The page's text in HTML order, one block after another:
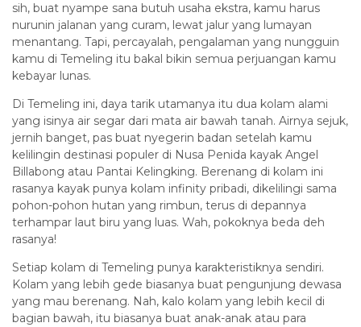
sih, buat nyampe sana butuh usaha ekstra, kamu harus
nurunin jalanan yang curam, lewat jalur yang lumayan
menantang. Tapi, percayalah, pengalaman yang nungguin
kamu di Temeling itu bakal bikin semua perjuangan kamu
kebayar lunas.
Di Temeling ini, daya tarik utamanya itu dua kolam alami
yang isinya air segar dari mata air bawah tanah. Airnya sejuk,
jernih banget, pas buat nyegerin badan setelah kamu
kelilingin destinasi populer di Nusa Penida kayak Angel
Billabong atau Pantai Kelingking. Berenang di kolam ini
rasanya kayak punya kolam infinity pribadi, dikelilingi sama
pohon-pohon hutan yang rimbun, terus di depannya
terhampar laut biru yang luas. Wah, pokoknya beda deh
rasanya!
Setiap kolam di Temeling punya karakteristiknya sendiri.
Kolam yang lebih gede biasanya buat pengunjung dewasa
yang mau berenang. Nah, kalo kolam yang lebih kecil di
bagian bawah, itu biasanya buat anak-anak atau para